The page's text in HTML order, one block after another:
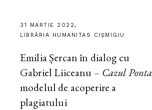
31 MARTIE 2022,
LIBRĂRIA HUMANITAS CIȘMIGIU
Emilia Șercan în dialog cu
Gabriel Liiceanu – Cazul Ponta
modelul de acoperire a
plagiatului